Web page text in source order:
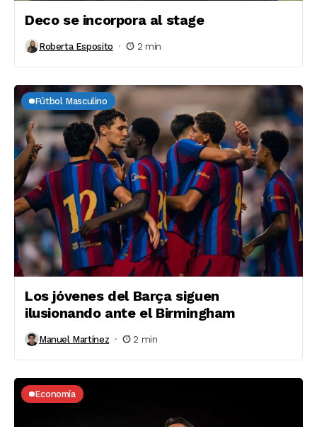
Deco se incorpora al stage
Roberta Esposito 2 min
Fútbol Masculino
Los jóvenes del Barça siguen
ilusionando ante el Birmingham
Manuel Martínez 2 min
Economía